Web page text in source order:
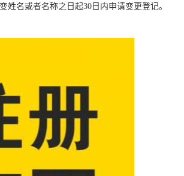
名或者名称之日起30日内申请变更登记。